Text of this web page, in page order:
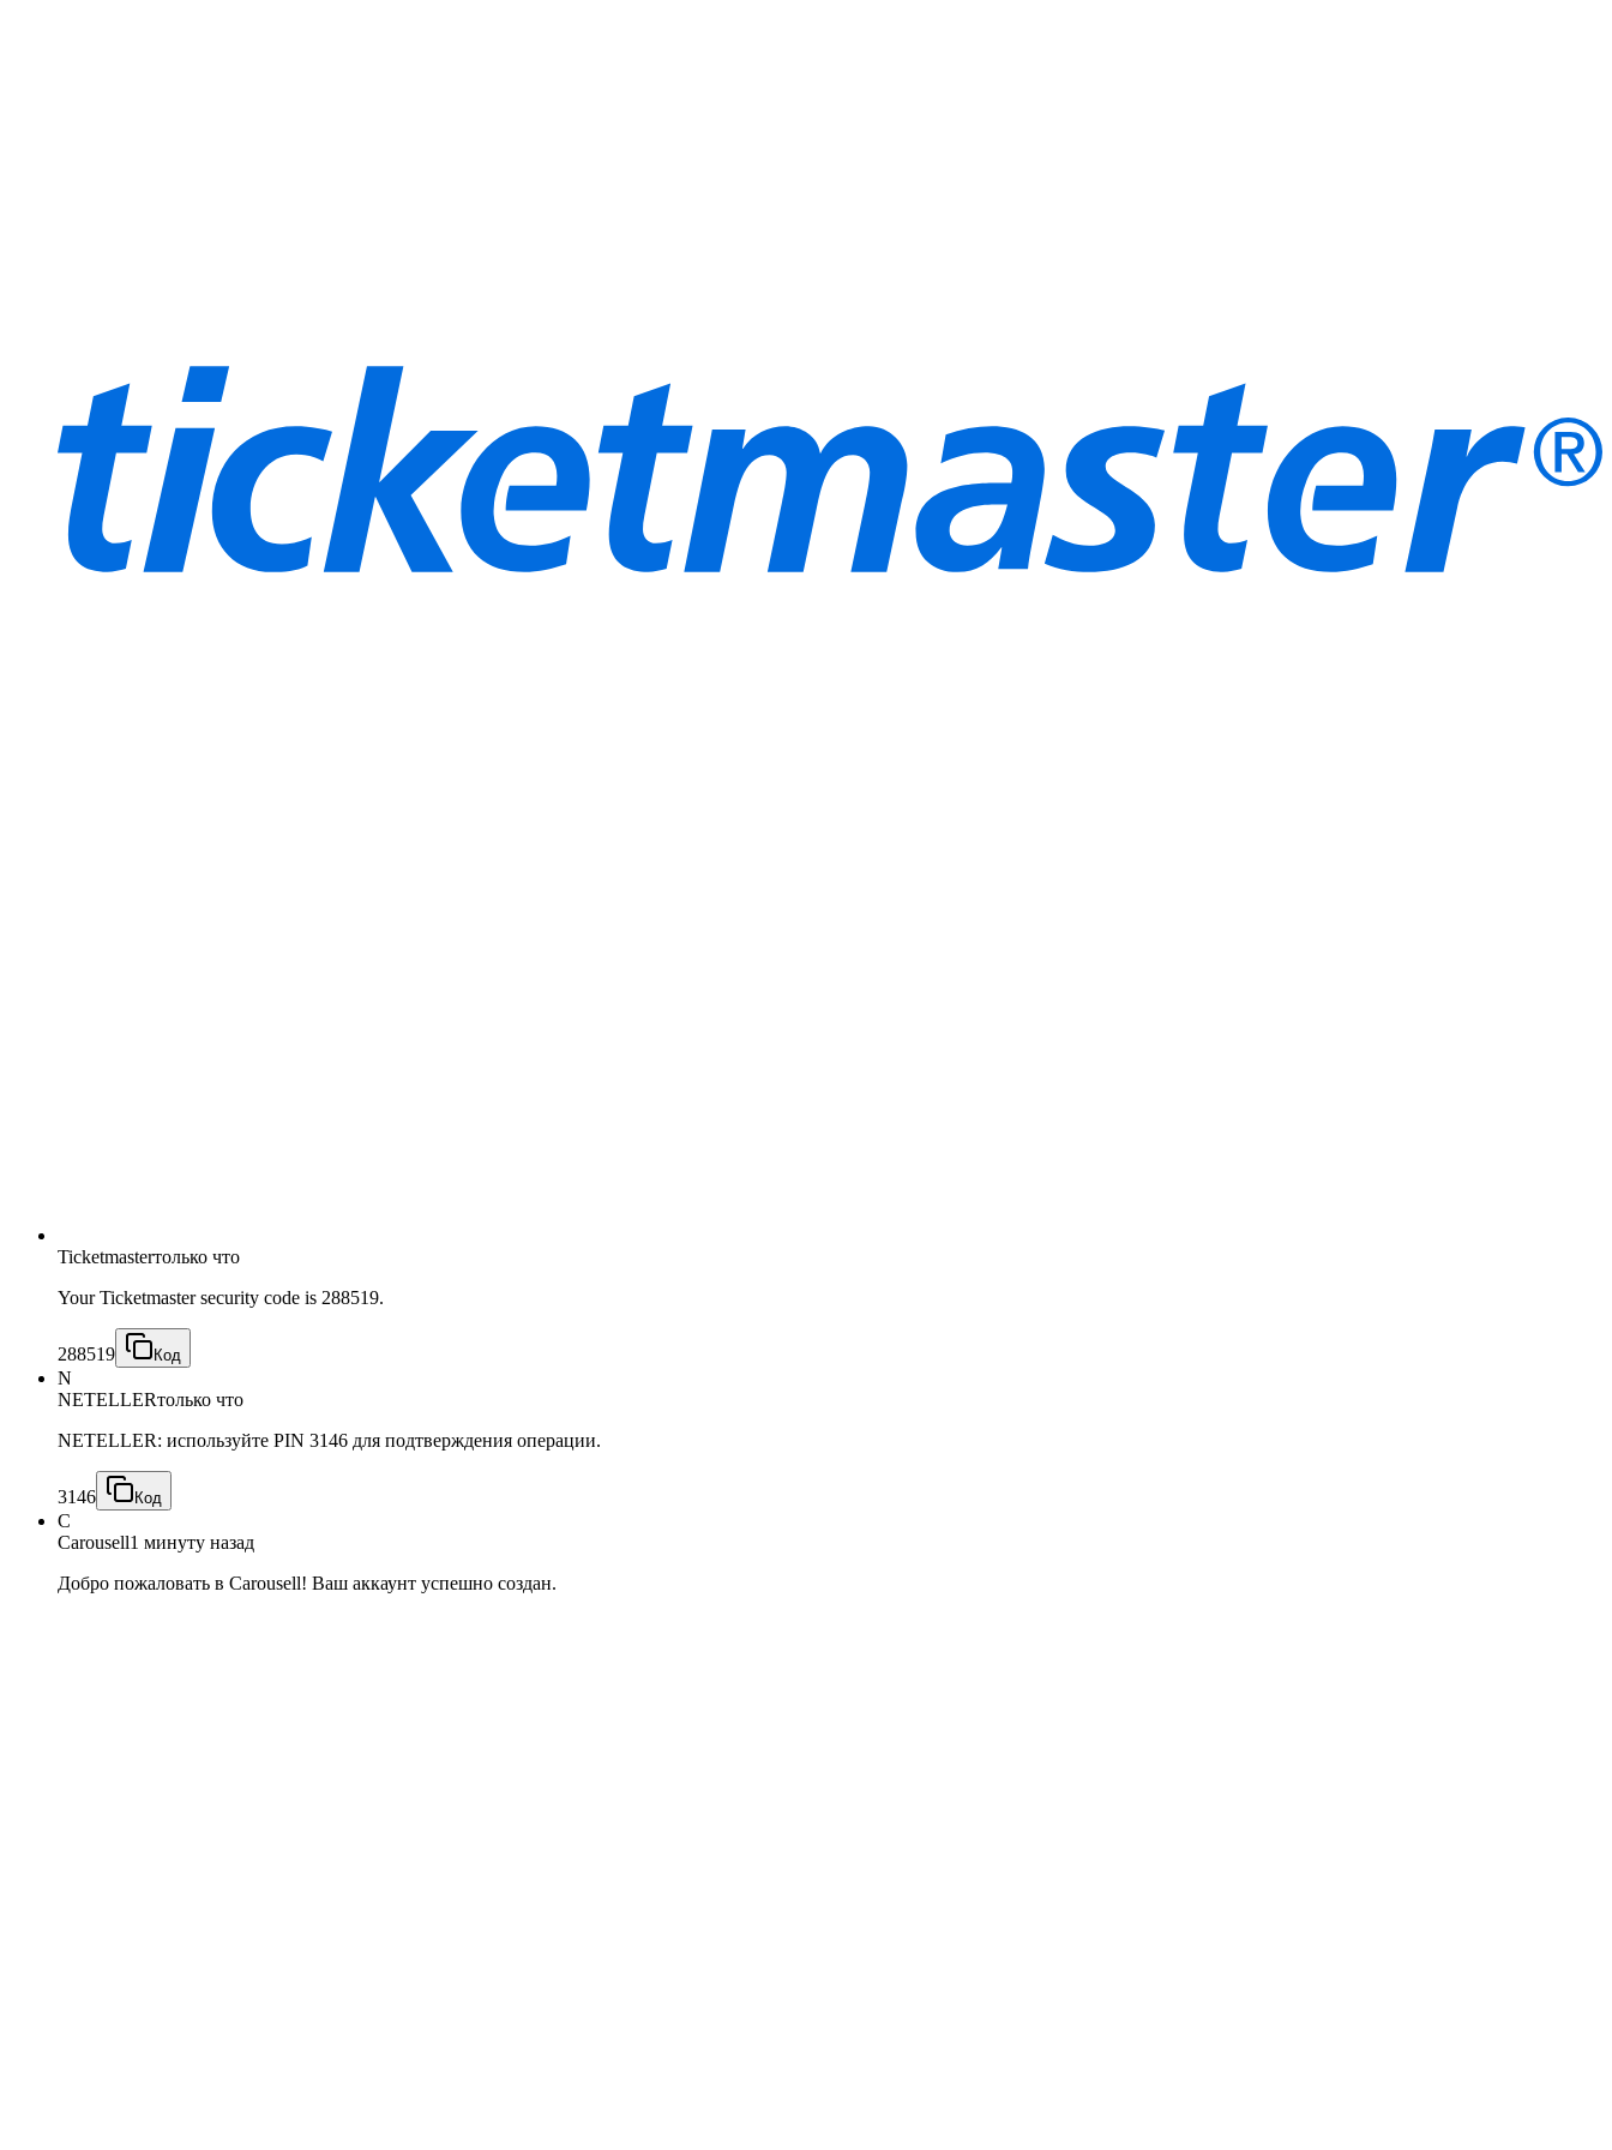
Ticketmasterтолько что
Your Ticketmaster security code is 288519.
288519 Код
N
NETELLERтолько что
NETELLER: используйте PIN 3146 для подтверждения операции.
3146 Код
C
Carousell1 минуту назад
Добро пожаловать в Carousell! Ваш аккаунт успешно создан.